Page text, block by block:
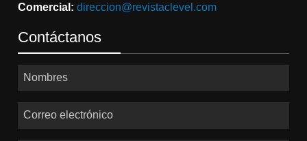
Comercial: direccion@revistaclevel.com
Contáctanos
Nombres
Correo electrónico